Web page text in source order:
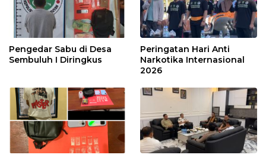
Pengedar Sabu di Desa
Sembuluh I Diringkus
Peringatan Hari Anti
Narkotika Internasional
2026